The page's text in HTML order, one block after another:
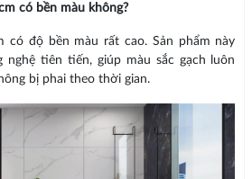
có bền màu không?
có độ bền màu rất cao. Sản phẩm này
tiên tiến, giúp màu sắc gạch luôn
bị phai theo thời gian.